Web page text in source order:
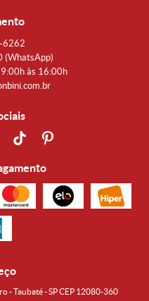
6262
(WhatsApp)
9:00h às 16:00h
- Taubaté - SP CEP 12080-360